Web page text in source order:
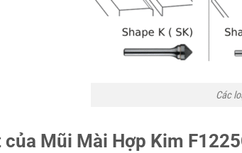
Các
Mũi Mài Hợp Kim